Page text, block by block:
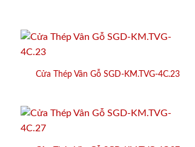
Cửa Thép Vân Gỗ SGD-KM.TVG-4C.23